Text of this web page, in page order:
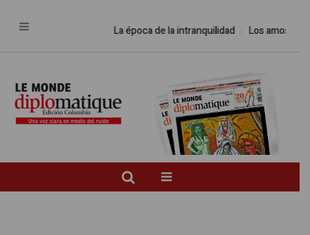
La época de la intranquilidad Los amos del